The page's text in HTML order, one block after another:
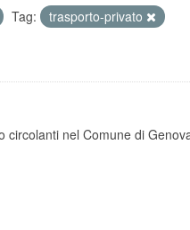
Tag:
trasporto-privato
circolanti nel Comune di